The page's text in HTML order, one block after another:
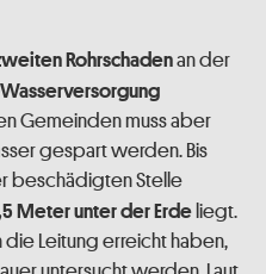
Rohrschadenan der
Gemeinden muss aber
gespart werden. Bis
beschädigten Stelle
Meter unter der Erdeliegt.
Leitung erreicht haben,